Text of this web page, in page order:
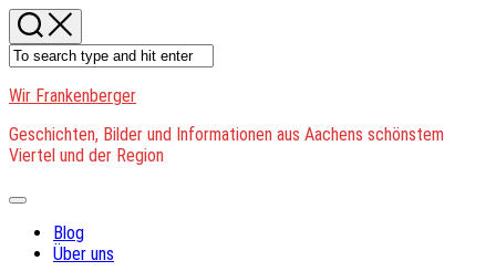
Skip
to
content
Wir Frankenberger
Geschichten, Bilder und Informationen aus Aachens schönstem
Viertel und der Region
Expand
Blog
Über uns